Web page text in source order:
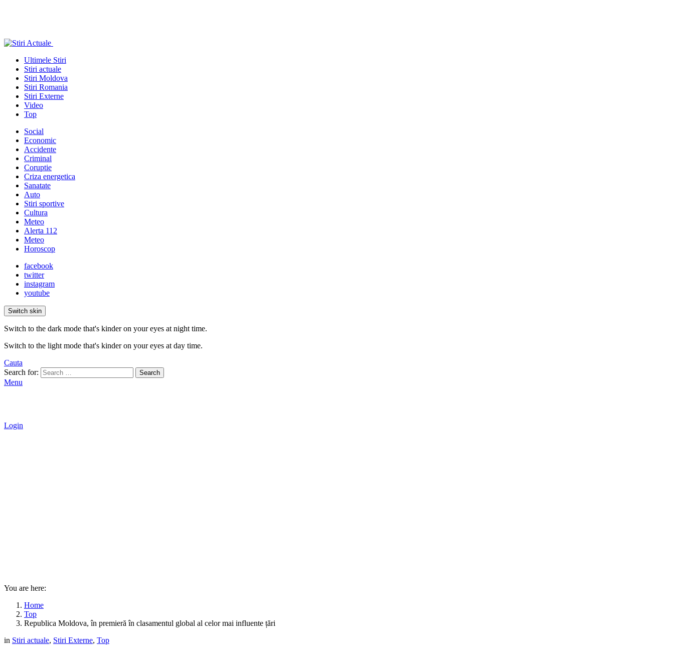
Ultimele Stiri
Stiri actuale
Stiri Moldova
Stiri Romania
Stiri Externe
Video
Top
Social
Economic
Accidente
Criminal
Coruptie
Criza energetica
Sanatate
Auto
Stiri sportive
Cultura
Meteo
Alerta 112
Meteo
Horoscop
facebook
twitter
instagram
youtube
Switch skin
Switch to the dark mode that's kinder on your eyes at night time.
Switch to the light mode that's kinder on your eyes at day time.
Cauta
Search for:
Search
Menu
Login
You are here:
Home
Top
Republica Moldova, în premieră în clasamentul global al celor mai influente țări
in Stiri actuale, Stiri Externe, Top